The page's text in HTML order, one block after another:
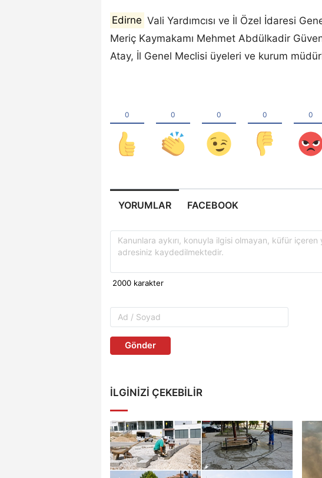
Edirne Vali Yardımcısı ve İl Özel İdaresi
Meriç Kaymakamı Mehmet Abdülkadir
Atay, İl Genel Meclisi üyeleri ve kurum
YORUMLAR FACEBOOK
Gönder
İLGINIZI ÇEKEBILIR